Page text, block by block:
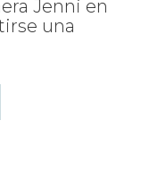
Jenni en
una